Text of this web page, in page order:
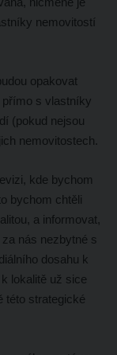
nemovitostí
opakovat
přímo s vlastníky
(pokud nejsou
nemovitostech.
kde bychom
bychom chtěli
a informovat,
nás nezbytné s
dosahu k
lokalitě už sice
této strategické